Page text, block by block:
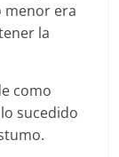
menor era
la
como
sucedido